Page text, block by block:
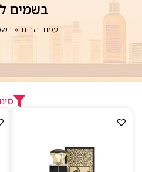
בשמים
עמוד הבית»